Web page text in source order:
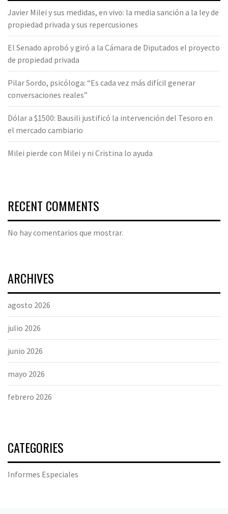
Javier Milei y sus medidas, en vivo: la media sanción a la ley de
propiedad privada y sus repercusiones
El Senado aprobó y giró a la Cámara de Diputados el proyecto
de propiedad privada
Pilar Sordo, psicóloga: “Es cada vez más difícil generar
conversaciones reales”
Dólar a $1500: Bausili justificó la intervención del Tesoro en
el mercado cambiario
Milei pierde con Milei y ni Cristina lo ayuda
RECENT COMMENTS
No hay comentarios que mostrar.
ARCHIVES
agosto 2026
julio 2026
junio 2026
mayo 2026
febrero 2026
CATEGORIES
Informes Especiales